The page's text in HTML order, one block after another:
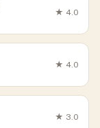
★ 4.0
★ 4.0
★ 3.0